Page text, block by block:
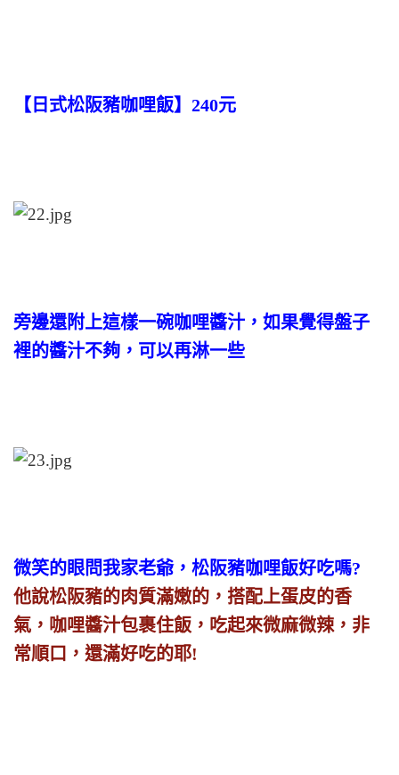
【日式松阪豬咖哩飯】240元
旁邊還附上這樣一碗咖哩醬汁，如果覺得盤子
裡的醬汁不夠，可以再淋一些
微笑的眼問我家老爺，松阪豬咖哩飯好吃嗎?
他說松阪豬的肉質滿嫩的，搭配上蛋皮的香
氣，咖哩醬汁包裹住飯，吃起來微麻微辣，非
常順口，還滿好吃的耶!